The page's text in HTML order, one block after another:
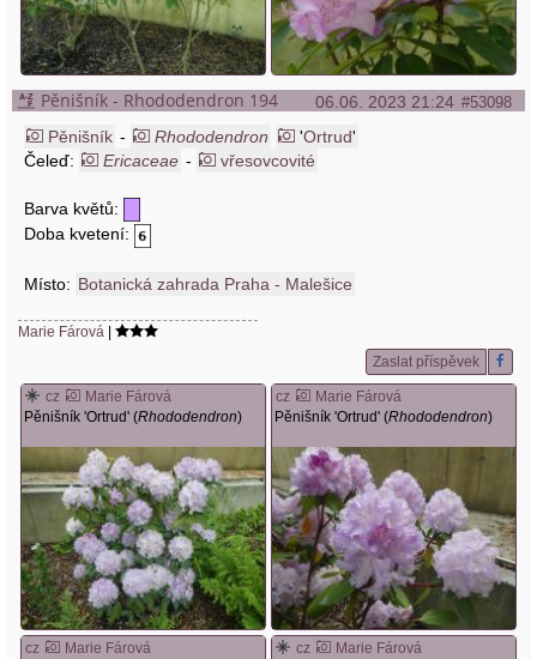
06.06. 2023 21:24 #53098
Pěnišník - Rhododendron 194
Pěnišník - Rhododendron 'Ortrud'
Čeleď:
Ericaceae - vřesovcovité
Barva květů:
Doba kvetení:
Místo: Botanická zahrada Praha - Malešice
Marie Fárová |
Zaslat příspěvek
cz
Marie Fárová
Pěnišník 'Ortrud' (Rhododendron)
cz
Marie Fárová
Pěnišník 'Ortrud' (Rhododendron)
cz
Marie Fárová
cz
Marie Fárová